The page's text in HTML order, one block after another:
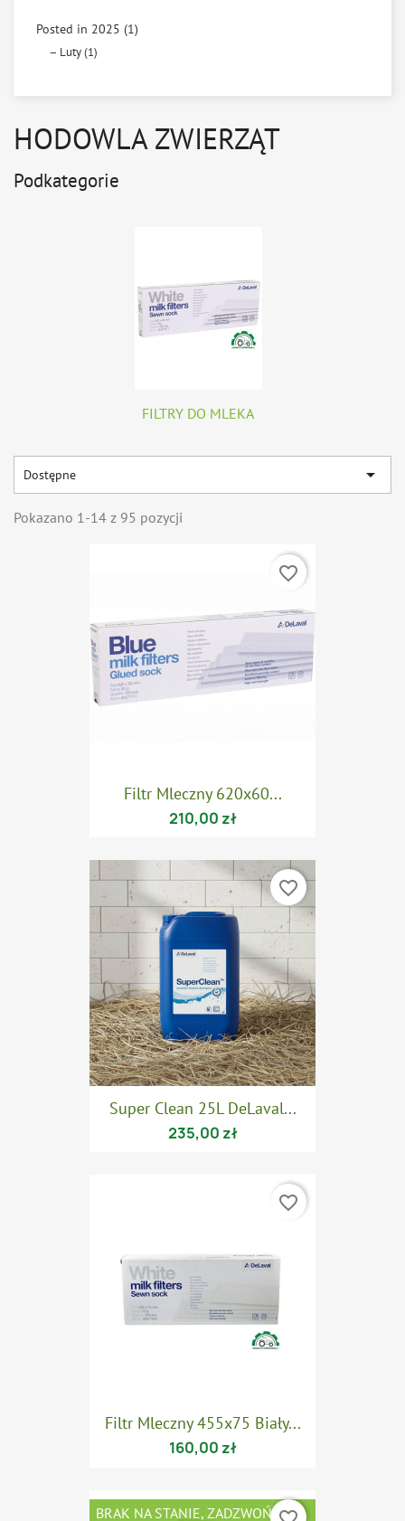
Posted in 2025 (1)
Luty (1)
HODOWLA ZWIERZĄT
Podkategorie
FILTRY DO MLEKA
Dostępne 
Pokazano 1-14 z 95 pozycji
Filtr Mleczny 620x60...
210,00 zł
favorite_border
Super Clean 25L DeLaval...
235,00 zł
favorite_border
Filtr Mleczny 455x75 Biały...
160,00 zł
favorite_border
BRAK NA STANIE, ZADZWOŃ ABY